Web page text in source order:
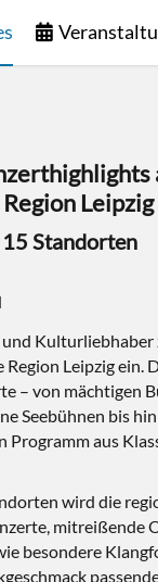
Leipzig
Standorten
Kulturliebhaber
Leipzig ein.
– von mächtigen
Seebühnen bis
aus
wird die
mitreißende
besondere